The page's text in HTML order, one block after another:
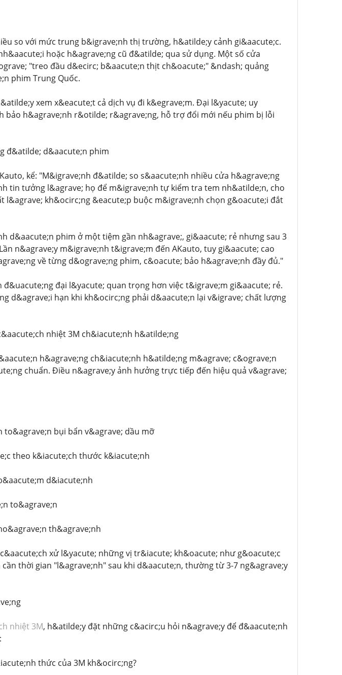
so với mức trung b&igrave;nh thị trường, h&atilde;y cảnh gi&aacute;c.
hoặc h&agrave;ng cũ đ&atilde; qua sử dụng. Một số cửa
"treo đầu d&ecirc; b&aacute;n thịt ch&oacute;" &ndash; quảng
phim Trung Quốc.
xem x&eacute;t cả dịch vụ đi k&egrave;m. Đại l&yacute; uy
bảo h&agrave;nh r&otilde; r&agrave;ng, hỗ trợ đổi mới nếu phim bị lỗi
đ&atilde; d&aacute;n phim
kể: "M&igrave;nh đ&atilde; so s&aacute;nh nhiều cửa h&agrave;ng
tin tưởng l&agrave; họ để m&igrave;nh tự kiểm tra tem nh&atilde;n, cho
l&agrave; kh&ocirc;ng &eacute;p buộc m&igrave;nh chọn g&oacute;i đắt
d&aacute;n phim ở một tiệm gần nh&agrave;, gi&aacute; rẻ nhưng sau 3
n&agrave;y m&igrave;nh t&igrave;m đến AKauto, tuy gi&aacute; cao
về từng d&ograve;ng phim, c&oacute; bảo h&agrave;nh đầy đủ."
đại l&yacute; quan trọng hơn việc t&igrave;m gi&aacute; rẻ.
d&agrave;i hạn khi kh&ocirc;ng phải d&aacute;n lại v&igrave; chất lượng
nhiệt 3M ch&iacute;nh h&atilde;ng
h&agrave;ng ch&iacute;nh h&atilde;ng m&agrave; c&ograve;n
chuẩn. Điều n&agrave;y ảnh hưởng trực tiếp đến hiệu quả v&agrave;
bụi bẩn v&agrave; dầu mỡ
theo k&iacute;ch thước k&iacute;nh
d&iacute;nh
to&agrave;n
th&agrave;nh
xử l&yacute; những vị tr&iacute; kh&oacute; như g&oacute;c
thời gian "l&agrave;nh" sau khi d&aacute;n, thường từ 3-7 ng&agrave;y
nhiệt 3M, h&atilde;y đặt những c&acirc;u hỏi n&agrave;y để đ&aacute;nh
thức của 3M kh&ocirc;ng?